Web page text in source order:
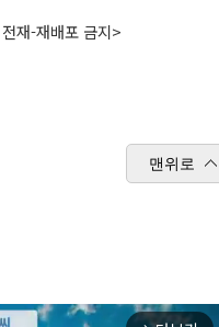
재-재배포 금지>
맨위로